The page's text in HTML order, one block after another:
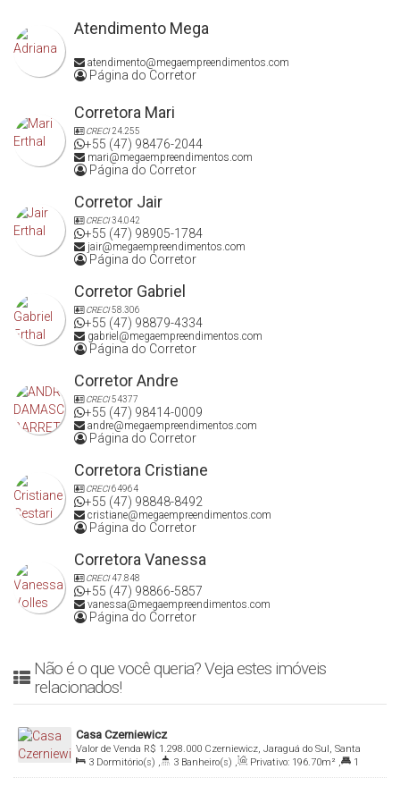
Atendimento Mega
atendimento@megaempreendimentos.com
Página do Corretor
Corretora Mari
CRECI24.255
+55 (47) 98476-2044
mari@megaempreendimentos.com
Página do Corretor
Corretor Jair
CRECI34.042
+55 (47) 98905-1784
jair@megaempreendimentos.com
Página do Corretor
Corretor Gabriel
CRECI58.306
+55 (47) 98879-4334
gabriel@megaempreendimentos.com
Página do Corretor
Corretor Andre
CRECI54377
+55 (47) 98414-0009
andre@megaempreendimentos.com
Página do Corretor
Corretora Cristiane
CRECI64964
+55 (47) 98848-8492
cristiane@megaempreendimentos.com
Página do Corretor
Corretora Vanessa
CRECI47.848
+55 (47) 98866-5857
vanessa@megaempreendimentos.com
Página do Corretor
Não é o que você queria? Veja estes imóveis
relacionados!
Casa Czerniewicz
R$ 1.298.000
Valor de Venda
Czerniewicz, Jaraguá do Sul, Santa
Catarina, Brasil
3 Dormitório(s) , 3 Banheiro(s) , Privativo: 196.70m² ,
1
Suíte(s) , 2 Vaga(s) , Terreno: 886.30m² ,
Comprimento: